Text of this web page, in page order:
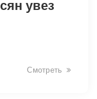
увез
Смотреть